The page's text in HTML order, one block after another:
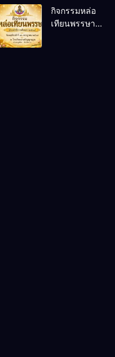
ทั่วไป
กิจกรรมหล่อ
เทียนพรรษา